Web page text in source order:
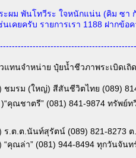
ะผม พันโทวีระ ใจหนักแน่น (คิม ซา
นเคยครับ รายการเรา 1188 ฝากข้
แทนจำหน่าย ปุ๋ยน้ำชีวภาพระเบิดเถิ
ชมรม (ใหญ่) สีสันชีวิตไทย (089)
)“คุณชาตรี” (081) 841-9874 ทรัพย์
ร.ต.ต.นันท์สุรัตน์ (089) 821-8273
“คุณล่า” (081) 944-8494 ทุกวันจั